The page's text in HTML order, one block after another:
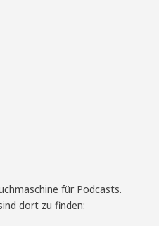
für Podcasts.
dort zu finden: